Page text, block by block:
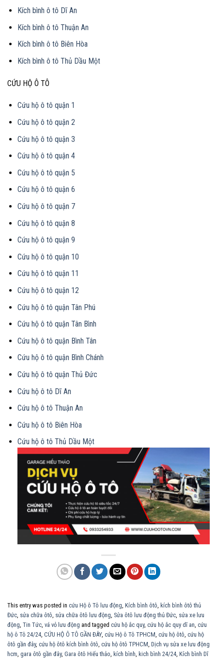
Kích bình ô tô Dĩ An
Kích bình ô tô Thuận An
Kích bình ô tô Biên Hòa
Kích bình ô tô Thủ Dầu Một
CỨU HỘ Ô TÔ
Cứu hộ ô tô quận 1
Cứu hộ ô tô quận 2
Cứu hộ ô tô quận 3
Cứu hộ ô tô quận 4
Cứu hộ ô tô quận 5
Cứu hộ ô tô quận 6
Cứu hộ ô tô quận 7
Cứu hộ ô tô quận 8
Cứu hộ ô tô quận 9
Cứu hộ ô tô quận 10
Cứu hộ ô tô quận 11
Cứu hộ ô tô quận 12
Cứu hộ ô tô quận Tân Phú
Cứu hộ ô tô quận Tân Bình
Cứu hộ ô tô quận Bình Tân
Cứu hộ ô tô quận Bình Chánh
Cứu hộ ô tô quận Thủ Đức
Cứu hộ ô tô Dĩ An
Cứu hộ ô tô Thuận An
Cứu hộ ô tô Biên Hòa
Cứu hộ ô tô Thủ Dầu Một
This entry was posted in cứu Hộ ô Tô lưu động, Kích bình ôtô, kích bình ôtô thủ
Đức, sửa chữa ôtô, sửa chữa ôtô lưu động, Sửa ôtô lưu động thủ Đức, sửa xe lưu
động, Tin Tức, vá vỏ lưu động and tagged cứu hộ ắc quy, cứu hộ ắc quy dĩ an, cứu
hộ ô Tô 24/24, CỨU HỘ Ô TÔ GẦN ĐÂY, cứu Hộ ô Tô TPHCM, cứu hộ ôtô, cứu hộ
ôtô gần đây, cứu hộ ôtô kích bình ôtô, cứu hộ ôtô TPHCM, Dịch vụ sửa xe lưu động
hcm, gara ôtô gần đây, Gara ôtô Hiếu thảo, kích bình, kich bình 24/24, Kích bình Dĩ